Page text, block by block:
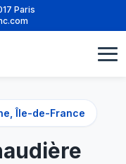
Paris
Île-de-France